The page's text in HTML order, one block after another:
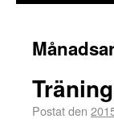
Postat den